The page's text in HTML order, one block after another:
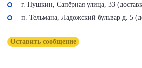
г. Пушкин, Сапёрная улица, 33
п. Тельмана, Ладожский бульвар д. 5
Оставить сообщение